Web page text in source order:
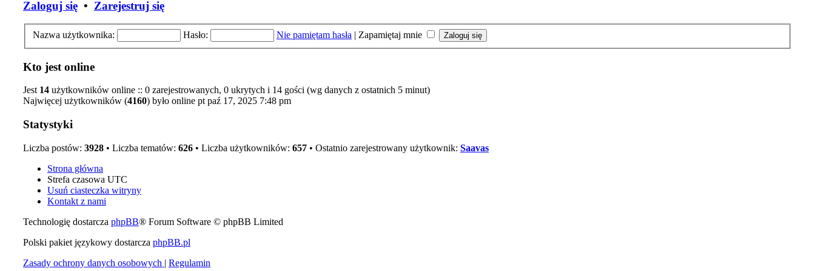
Zaloguj się • Zarejestruj się
Nazwa użytkownika: Hasło: Nie pamiętam hasła | Zapamiętaj mnie
Kto jest online
Jest 14 użytkowników online :: 0 zarejestrowanych, 0 ukrytych i 14 gości (wg danych z ostatnich 5 minut)
Najwięcej użytkowników (4160) było online pt paź 17, 2025 7:48 pm
Statystyki
Liczba postów: 3928 • Liczba tematów: 626 • Liczba użytkowników: 657 • Ostatnio zarejestrowany użytkownik: Saavas
Strona główna
Strefa czasowa UTC
Usuń ciasteczka witryny
Kontakt z nami
Technologię dostarcza phpBB® Forum Software © phpBB Limited
Polski pakiet językowy dostarcza phpBB.pl
Zasady ochrony danych osobowych | Regulamin